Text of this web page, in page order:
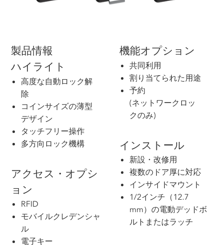
製品情報
ハイライト
高度な自動ロック解
除
コインサイズの薄型
デザイン
タッチフリー操作
多方向ロック機構
アクセス・オプシ
ョン
RFID
モバイルクレデンシャ
ル
電子キー
機能オプション
共同利用
割り当てられた用途
予約
(ネットワークロッ
クのみ)
インストール
新設・改修用
複数のドア厚に対応
インサイドマウント
1/2インチ（12.7
mm）の電動デッドボ
ルトまたはラッチ